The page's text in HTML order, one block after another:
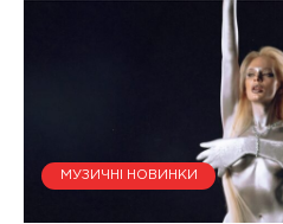
МУЗИЧНІ НОВИНКИ